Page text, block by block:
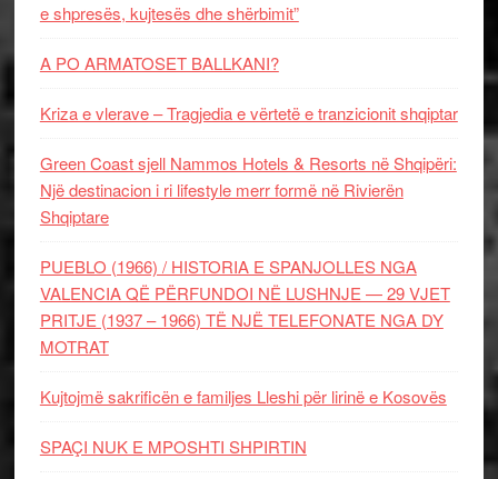
e shpresës, kujtesës dhe shërbimit”
A PO ARMATOSET BALLKANI?
Kriza e vlerave – Tragjedia e vërtetë e tranzicionit shqiptar
Green Coast sjell Nammos Hotels & Resorts në Shqipëri:
Një destinacion i ri lifestyle merr formë në Rivierën
Shqiptare
PUEBLO (1966) / HISTORIA E SPANJOLLES NGA
VALENCIA QË PËRFUNDOI NË LUSHNJE — 29 VJET
PRITJE (1937 – 1966) TË NJË TELEFONATE NGA DY
MOTRAT
Kujtojmë sakrificën e familjes Lleshi për lirinë e Kosovës
SPAÇI NUK E MPOSHTI SHPIRTIN